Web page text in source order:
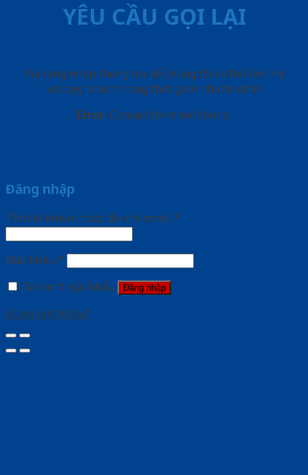
YÊU CẦU GỌI LẠI
Vui lòng nhập thông tin để chúng tôi có thể liên hệ
với quý khách trong thời gian nhanh nhất.
Error: Contact form not found.
Đăng nhập
Tên tài khoản hoặc địa chỉ email *
Mật khẩu *
Ghi nhớ mật khẩu
Đăng nhập
Quên mật khẩu?